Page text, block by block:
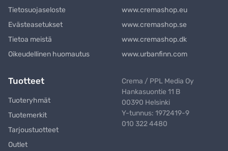
Tietosuojaseloste
Evästeasetukset
Tietoa meistä
Oikeudellinen huomautus
www.cremashop.eu
www.cremashop.se
www.cremashop.dk
www.urbanfinn.com
Tuotteet
Tuoteryhmät
Tuotemerkit
Tarjoustuotteet
Outlet
Crema / PPL Media Oy
Hankasuontie 11 B
00390 Helsinki
Y-tunnus: 1972419-9
010 322 4480